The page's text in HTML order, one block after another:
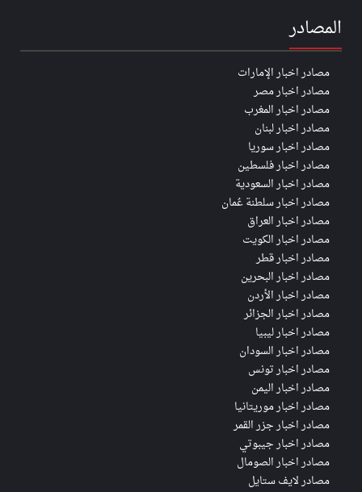
المصادر
مصادر اخبار الإمارات
مصادر اخبار مصر
مصادر اخبار المغرب
مصادر اخبار لبنان
مصادر اخبار سوريا
مصادر اخبار فلسطين
مصادر اخبار السعودية
مصادر اخبار سلطنة عُمان
مصادر اخبار العراق
مصادر اخبار الكويت
مصادر اخبار قطر
مصادر اخبار البحرين
مصادر اخبار الأردن
مصادر اخبار الجزائر
مصادر اخبار ليبيا
مصادر اخبار السودان
مصادر اخبار تونس
مصادر اخبار اليمن
مصادر اخبار موريتانيا
مصادر اخبار جزر القمر
مصادر اخبار جيبوتي
مصادر اخبار الصومال
مصادر لايف ستايل